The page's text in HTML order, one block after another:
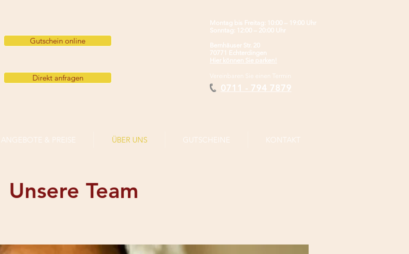
Gutschein online
Direkt anfragen
Montag bis Freitag: 10:00 – 19:00 Uhr
Sonntag: 12:00 – 20:00 Uhr
Bernhäuser Str. 20
70771 Echterdingen
Hier können Sie parken!
Vereinbaren Sie einen Termin
0711 - 794 7879
ANGEBOTE & PREISE ÜBER UNS GUTSCHEINE KONTAKT
Unsere Team